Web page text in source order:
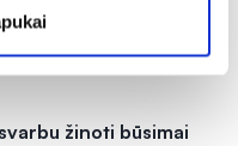
žinoti būsimai